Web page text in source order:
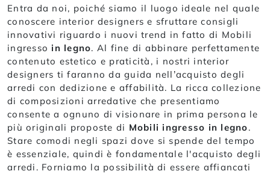
Entra da noi, poiché siamo il luogo ideale nel quale
conoscere interior designers e sfruttare consigli
innovativi riguardo i nuovi trend in fatto di Mobili
ingresso in legno. Al fine di abbinare perfettamente
contenuto estetico e praticità, i nostri interior
designers ti faranno da guida nell’acquisto degli
arredi con dedizione e affabilità. La ricca collezione
di composizioni arredative che presentiamo
consente a ognuno di visionare in prima persona le
più originali proposte di Mobili ingresso in legno.
Stare comodi negli spazi dove si spende del tempo
è essenziale, quindi è fondamentale l'acquisto degli
arredi. Forniamo la possibilità di essere affiancati